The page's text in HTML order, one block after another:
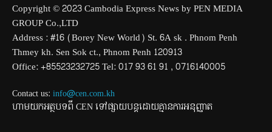
Copyright © 2023 Cambodia Express News by PEN MEDIA
GROUP Co.,LTD
Address : #16 (Borey New World) St. 6A sk . Phnom Penh
Thmey kh. Sen Sok ct., Phnom Penh 120913
Office: +85523232725 Tel: 017 93 61 91 , 0716140005
Contact us: info@cen.com.kh
ហាមយកអត្ថបទពី CEN ទៅផ្សាយបន្តដោយគ្មានការអនុញ្ញាត